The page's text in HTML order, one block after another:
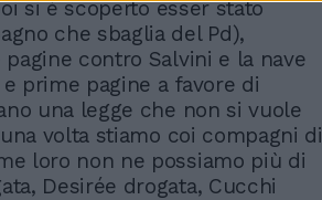
si è scoperto esser stato
che sbaglia del Pd),
contro Salvini e la nave
prime pagine a favore di
una legge che non si vuole
volta stiamo coi compagni di
loro non ne possiamo più di
Desirée drogata, Cucchi